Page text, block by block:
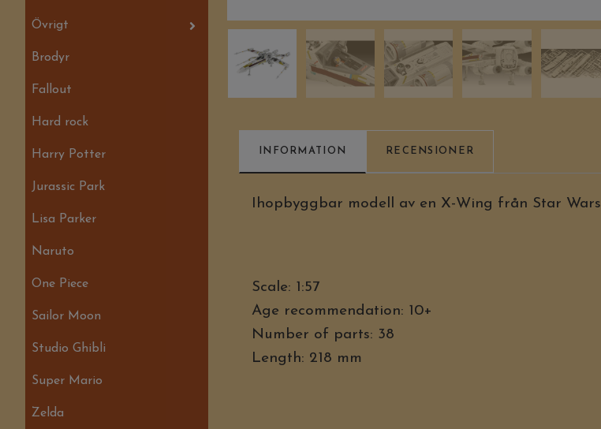
Övrigt
Brodyr
Fallout
Hard rock
Harry Potter
Jurassic Park
Lisa Parker
Naruto
One Piece
Sailor Moon
Studio Ghibli
Super Mario
Zelda
INFORMATION RECENSIONER
Ihopbyggbar modell av en X-Wing från Star Wars
Scale: 1:57
Age recommendation: 10+
Number of parts: 38
Length: 218 mm